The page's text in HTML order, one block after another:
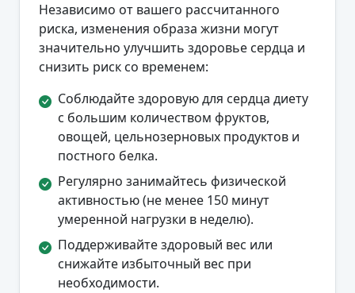
Независимо от вашего рассчитанного
риска, изменения образа жизни могут
значительно улучшить здоровье сердца и
снизить риск со временем:
Соблюдайте здоровую для сердца диету
с большим количеством фруктов,
овощей, цельнозерновых продуктов и
постного белка.
Регулярно занимайтесь физической
активностью (не менее 150 минут
умеренной нагрузки в неделю).
Поддерживайте здоровый вес или
снижайте избыточный вес при
необходимости.